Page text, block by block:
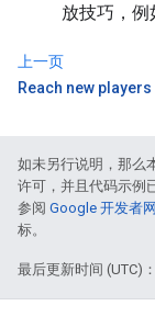
放技巧，例
上一页
Reach new players
如未另行说明，那么
许可，并且代码示例
参阅 Google 开发者
标。
最后更新时间 (UTC)